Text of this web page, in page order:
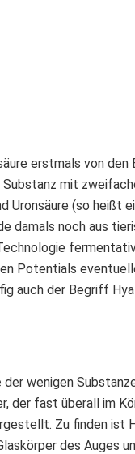
erstmals von
mit
Uronsäure (so heißt
damals noch aus
Potentials
auch der Begriff
der wenigen
der fast überall im
Zu finden ist
des Auges